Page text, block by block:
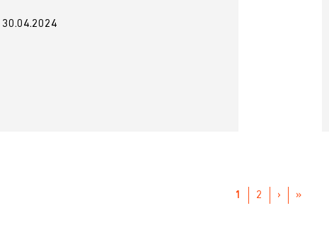
30.04.2024
PÁGINA
1 PAGE
2
SIGUIENTE
›
ÚLTIMA
»